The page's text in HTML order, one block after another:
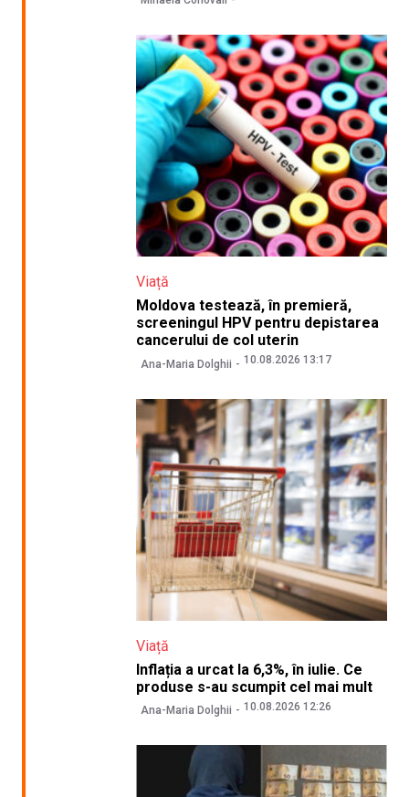
Viață
Moldova testează, în premieră,
screeningul HPV pentru depistarea
cancerului de col uterin
Ana-Maria Dolghii 10.08.2026 13:17
Viață
Inflația a urcat la 6,3%, în iulie. Ce
produse s-au scumpit cel mai mult
Ana-Maria Dolghii 10.08.2026 12:26